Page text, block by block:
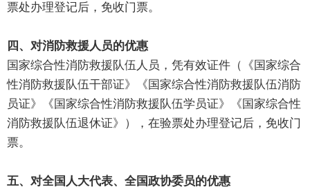
票处办理登记后，免收门票。
四、对消防救援人员的优惠
国家综合性消防救援队伍人员，凭有效证件（《国家综合
性消防救援队伍干部证》《国家综合性消防救援队伍消防
员证》《国家综合性消防救援队伍学员证》《国家综合性
消防救援队伍退休证》），在验票处办理登记后，免收门
票。
五、对全国人大代表、全国政协委员的优惠